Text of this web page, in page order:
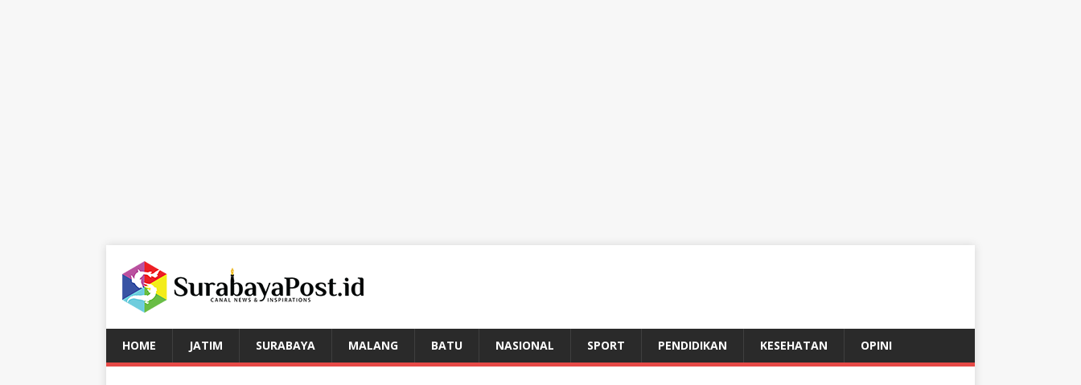
HOME JATIM SURABAYA MALANG BATU NASIONAL SPORT PENDIDIKAN KESEHATAN OPINI